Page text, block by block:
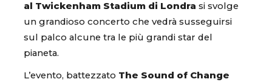
al Twickenham Stadium di Londra si svolge
un grandioso concerto che vedrà susseguirsi
sul palco alcune tra le più grandi star del
pianeta.
L’evento, battezzato The Sound of Change